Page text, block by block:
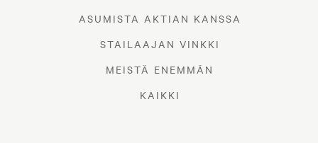
ASUMISTA AKTIAN KANSSA
STAILAAJAN VINKKI
MEISTÄ ENEMMÄN
KAIKKI